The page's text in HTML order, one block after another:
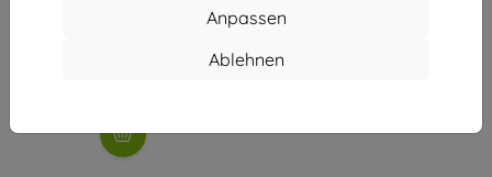
Anpassen
Ablehnen